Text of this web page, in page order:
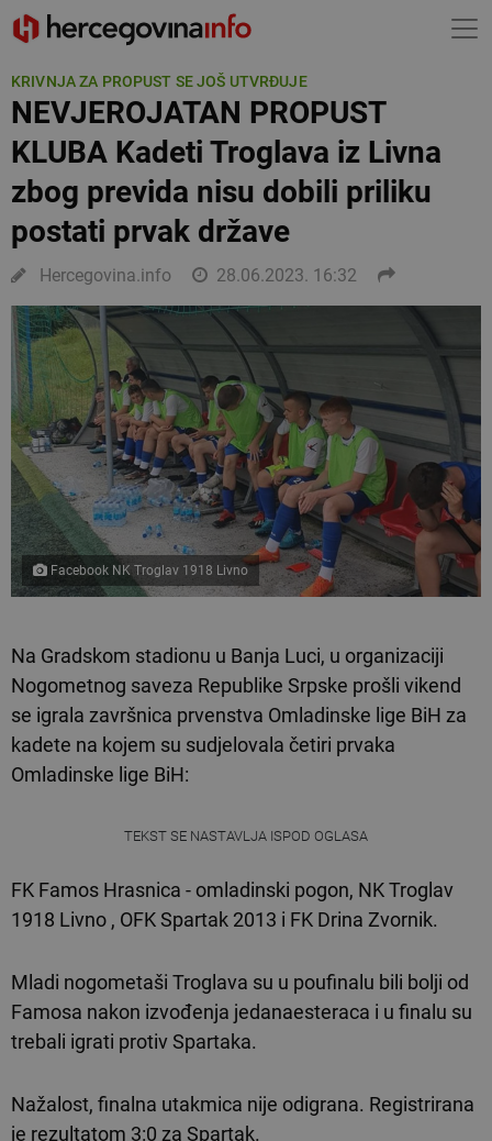
KRIVNJA ZA PROPUST SE JOŠ UTVRĐUJE
NEVJEROJATAN PROPUST
KLUBA Kadeti Troglava iz Livna
zbog previda nisu dobili priliku
postati prvak države
Hercegovina.info 28.06.2023. 16:32
Facebook NK Troglav 1918 Livno
Na Gradskom stadionu u Banja Luci, u organizaciji
Nogometnog saveza Republike Srpske prošli vikend
se igrala završnica prvenstva Omladinske lige BiH za
kadete na kojem su sudjelovala četiri prvaka
Omladinske lige BiH:
TEKST SE NASTAVLJA ISPOD OGLASA
FK Famos Hrasnica - omladinski pogon, NK Troglav
1918 Livno , OFK Spartak 2013 i FK Drina Zvornik.
Mladi nogometaši Troglava su u poufinalu bili bolji od
Famosa nakon izvođenja jedanaesteraca i u finalu su
trebali igrati protiv Spartaka.
Nažalost, finalna utakmica nije odigrana. Registrirana
je rezultatom 3:0 za Spartak.